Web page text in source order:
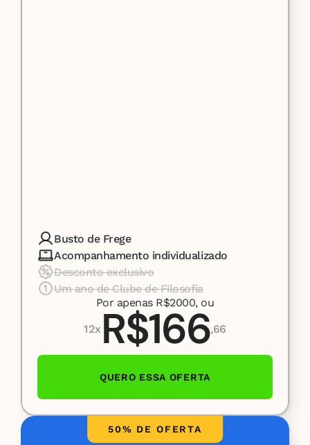
Busto de Frege
Acompanhamento individualizado
Desconto exclusivo
Um ano de Clube de Filosofia
Por apenas R$2000, ou
12x R$166,66
QUERO ESSA OFERTA
50% DE OFERTA